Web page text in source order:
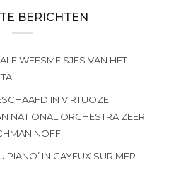
BERICHTEN
WEESMEISJES VAN HET
IN VIRTUOZE
NATIONAL ORCHESTRA ZEER
PIANO’ IN CAYEUX SUR MER